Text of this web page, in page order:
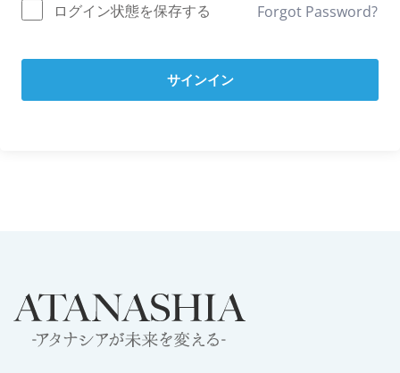
ログイン状態を保存する Forgot Password?
サインイン